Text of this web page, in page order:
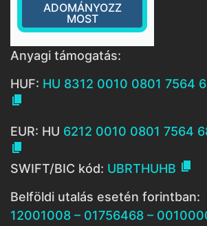
ADOMÁNYOZZ
MOST
Anyagi támogatás:
HUF: HU 8312 0010 0801 7564

EUR: HU 6212 0010 0801 7564

SWIFT/BIC kód: UBRTHUHB 
Belföldi utalás esetén forintban:
12001008 – 01756468 –